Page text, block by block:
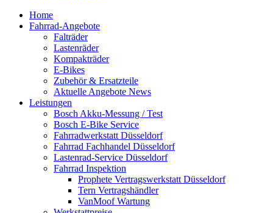
Home
Fahrrad-Angebote
Falträder
Lastenräder
Kompakträder
E-Bikes
Zubehör & Ersatzteile
Aktuelle Angebote News
Leistungen
Bosch Akku-Messung / Test
Bosch E-Bike Service
Fahrradwerkstatt Düsseldorf
Fahrrad Fachhandel Düsseldorf
Lastenrad-Service Düsseldorf
Fahrrad Inspektion
Prophete Vertragswerkstatt Düsseldorf
Tern Vertragshändler
VanMoof Wartung